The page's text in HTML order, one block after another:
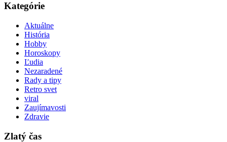
Kategórie
Aktuálne
História
Hobby
Horoskopy
Ľudia
Nezaradené
Rady a tipy
Retro svet
viral
Zaujímavosti
Zdravie
Zlatý čas